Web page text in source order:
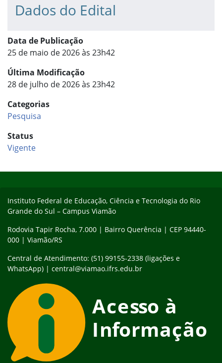
Dados do Edital
Data de Publicação
25 de maio de 2026 às 23h42
Última Modificação
28 de julho de 2026 às 23h42
Categorias
Pesquisa
Status
Vigente
Instituto Federal de Educação, Ciência e Tecnologia do Rio
Grande do Sul – Campus Viamão
Rodovia Tapir Rocha, 7.000 | Bairro Querência | CEP 94440-
000 | Viamão/RS
Central de Atendimento: (51) 99155-2338 (ligações e
WhatsApp) | central@viamao.ifrs.edu.br